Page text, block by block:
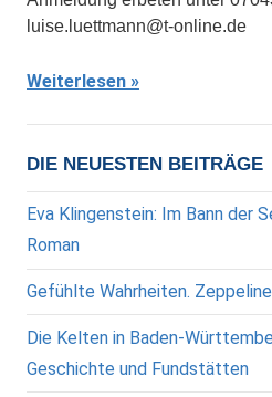
luise.luettmann@t-online.de
Weiterlesen
DIE NEUESTEN BEITRÄGE
Eva Klingenstein: Im Bann der
Roman
Gefühlte Wahrheiten.
Die Kelten in Baden-
Geschichte und Fundstätten